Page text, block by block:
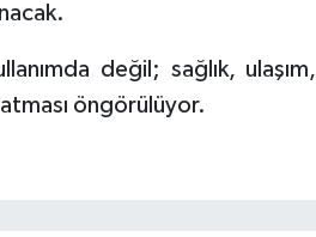
değil; sağlık, ulaşım,
öngörülüyor.